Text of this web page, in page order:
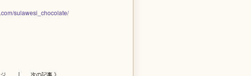
sulawesi_chocolate/
| 次の記事 》